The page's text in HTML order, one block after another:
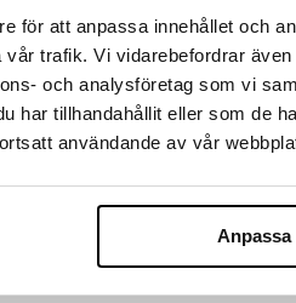
för att anpassa innehållet och
trafik. Vi vidarebefordrar
och analysföretag som vi
har tillhandahållit eller som de
användande av vår
Anpassa
daglig dos bör inte överskridas.
till en varierad kost. Förvaras utom
bundet selen (selenmetionin).